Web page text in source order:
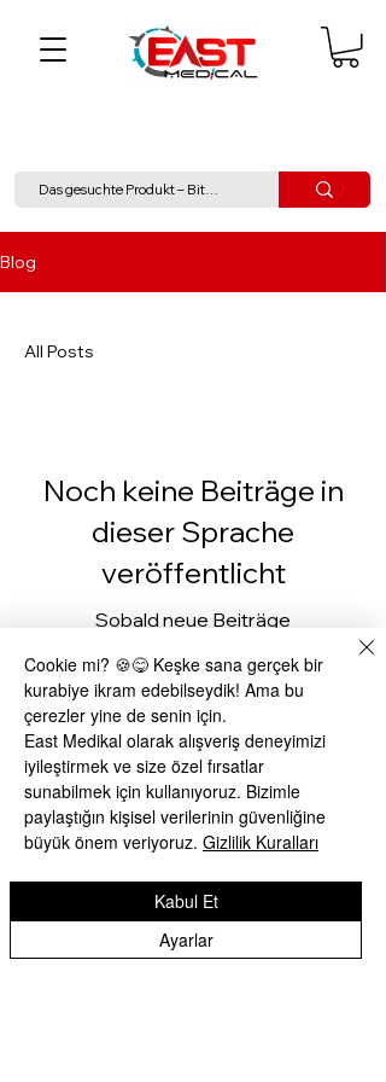
Blog
All Posts
Noch keine Beiträge in
dieser Sprache
veröffentlicht
Sobald neue Beiträge
diese hier.
Cookie mi? 🍪😋 Keşke sana gerçek bir
kurabiye ikram edebilseydik! Ama bu
çerezler yine de senin için.
East Medikal olarak alışveriş deneyimizi
iyileştirmek ve size özel fırsatlar
sunabilmek için kullanıyoruz. Bizimle
paylaştığın kişisel verilerinin güvenliğine
büyük önem veriyoruz. Gizlilik Kuralları
Ayarlar
Kabul Et